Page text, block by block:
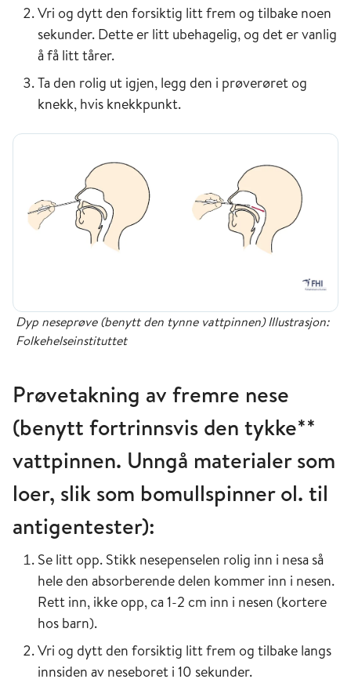
Vri og dytt den forsiktig litt frem og tilbake noen
sekunder. Dette er litt ubehagelig, og det er vanlig
å få litt tårer.
Ta den rolig ut igjen, legg den i prøverøret og
knekk, hvis knekkpunkt.
Dyp neseprøve (benytt den tynne vattpinnen) Illustrasjon:
Folkehelseinstituttet
Prøvetakning av fremre nese
(benytt fortrinnsvis den tykke**
vattpinnen. Unngå materialer som
loer, slik som bomullspinner ol. til
antigentester):
Se litt opp. Stikk nesepenselen rolig inn i nesa så
hele den absorberende delen kommer inn i nesen.
Rett inn, ikke opp, ca 1-2 cm inn i nesen (kortere
hos barn).
Vri og dytt den forsiktig litt frem og tilbake langs
innsiden av neseboret i 10 sekunder.